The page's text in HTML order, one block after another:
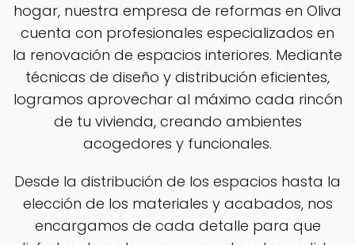
hogar, nuestra empresa de reformas en Oliva
cuenta con profesionales especializados en
la renovación de espacios interiores. Mediante
técnicas de diseño y distribución eficientes,
logramos aprovechar al máximo cada rincón
de tu vivienda, creando ambientes
acogedores y funcionales.
Desde la distribución de los espacios hasta la
elección de los materiales y acabados, nos
encargamos de cada detalle para que